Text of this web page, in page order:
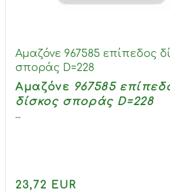
Αμαζόνε 967585 επίπεδος
σποράς D=228
Αμαζόνε 967585
δίσκος σποράς D=228
...
23,72 EUR